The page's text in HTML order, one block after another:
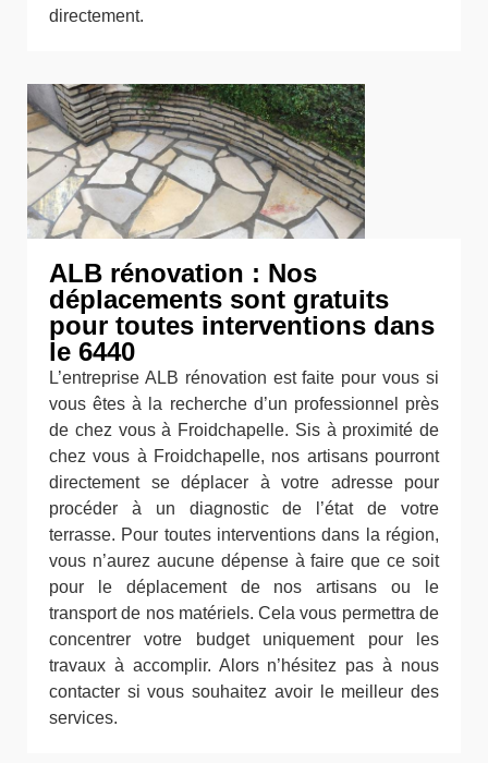
directement.
ALB rénovation : Nos
déplacements sont gratuits
pour toutes interventions dans
le 6440
L’entreprise ALB rénovation est faite pour vous si
vous êtes à la recherche d’un professionnel près
de chez vous à Froidchapelle. Sis à proximité de
chez vous à Froidchapelle, nos artisans pourront
directement se déplacer à votre adresse pour
procéder à un diagnostic de l’état de votre
terrasse. Pour toutes interventions dans la région,
vous n’aurez aucune dépense à faire que ce soit
pour le déplacement de nos artisans ou le
transport de nos matériels. Cela vous permettra de
concentrer votre budget uniquement pour les
travaux à accomplir. Alors n’hésitez pas à nous
contacter si vous souhaitez avoir le meilleur des
services.